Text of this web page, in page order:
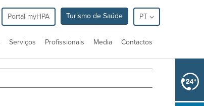
Portal myHPA Turismo de Saúde PT
Serviços Profissionais Media Contactos